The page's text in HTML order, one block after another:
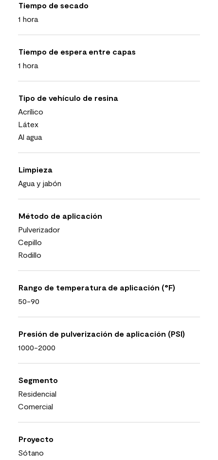
Tiempo de secado
1 hora
Tiempo de espera entre capas
1 hora
Tipo de vehículo de resina
Acrílico
Látex
Al agua
Limpieza
Agua y jabón
Método de aplicación
Pulverizador
Cepillo
Rodillo
Rango de temperatura de aplicación (°F)
50-90
Presión de pulverización de aplicación (PSI)
1000-2000
Segmento
Residencial
Comercial
Proyecto
Sótano